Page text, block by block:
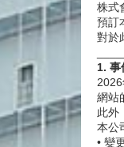
株式
預訂
對於
1. 事
網站
此外
本公
• 變